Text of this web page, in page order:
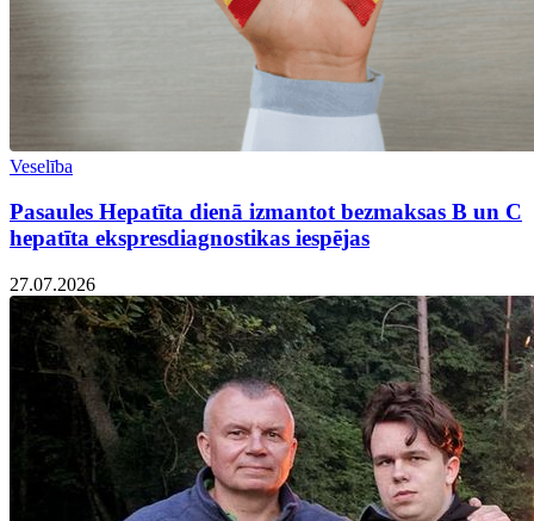
Veselība
Pasaules Hepatīta dienā izmantot bezmaksas B un C
hepatīta ekspresdiagnostikas iespējas
27.07.2026